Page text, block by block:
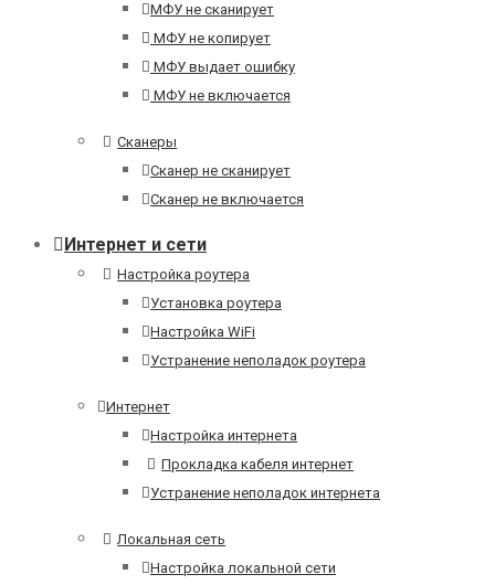
МФУ не сканирует
МФУ не копирует
МФУ выдает ошибку
МФУ не включается
Сканеры
Сканер не сканирует
Сканер не включается
Интернет и сети
Настройка роутера
Установка роутера
Настройка WiFi
Устранение неполадок роутера
Интернет
Настройка интернета
Прокладка кабеля интернет
Устранение неполадок интернета
Локальная сеть
Настройка локальной сети